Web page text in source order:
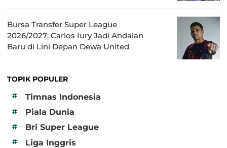
Bursa Transfer Super League
2026/2027: Carlos Iury Jadi Andalan
Baru di Lini Depan Dewa United
TOPIK POPULER
#
Timnas Indonesia
# Piala Dunia
# Bri Super League
# Liga Inggris